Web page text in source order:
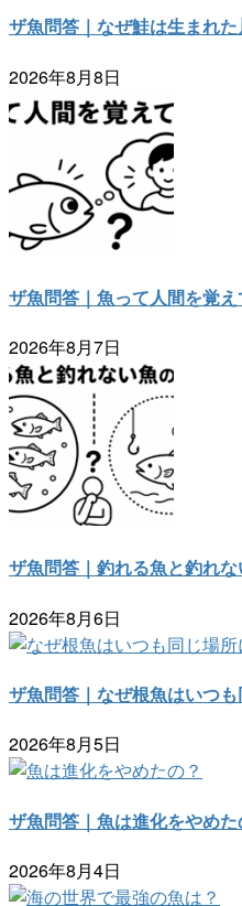
ザ魚問答｜なぜ鮭は生まれた
2026年8月8日
ザ魚問答｜魚って人間を覚え
2026年8月7日
ザ魚問答｜釣れる魚と釣れ
2026年8月6日
ザ魚問答｜なぜ根魚はいつ
2026年8月5日
ザ魚問答｜魚は進化をやめた
2026年8月4日